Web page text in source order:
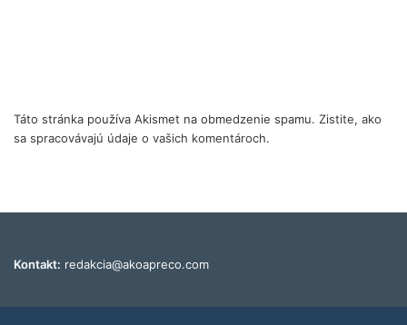
Táto stránka používa Akismet na obmedzenie spamu. Zistite, ako
sa spracovávajú údaje o vašich komentároch.
Kontakt: redakcia@akoapreco.com